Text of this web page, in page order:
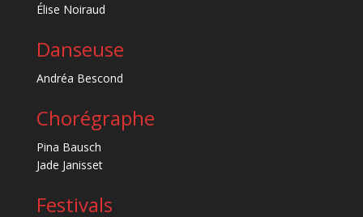
Élise Noiraud
Danseuse
Andréa Bescond
Chorégraphe
Pina Bausch
Jade Janisset
Festivals